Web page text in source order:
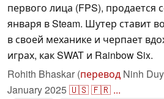
первого лица (FPS), продается
января в Steam. Шутер ставит
в своей механике и черпает
играх, как SWAT и Rainbow Six.
Rohith Bhaskar (перевод Ninh
January 2025🇺🇸🇫🇷 ...